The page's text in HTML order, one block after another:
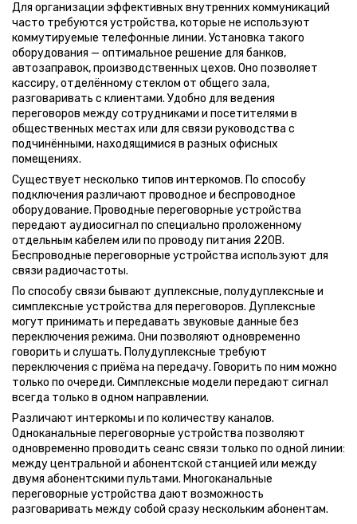
Для организации эффективных внутренних коммуникаций
часто требуются устройства, которые не используют
коммутируемые телефонные линии. Установка такого
оборудования — оптимальное решение для банков,
автозаправок, производственных цехов. Оно позволяет
кассиру, отделённому стеклом от общего зала,
разговаривать с клиентами. Удобно для ведения
переговоров между сотрудниками и посетителями в
общественных местах или для связи руководства с
подчинёнными, находящимися в разных офисных
помещениях.
Существует несколько типов интеркомов. По способу
подключения различают проводное и беспроводное
оборудование. Проводные переговорные устройства
передают аудиосигнал по специально проложенному
отдельным кабелем или по проводу питания 220В.
Беспроводные переговорные устройства используют для
связи радиочастоты.
По способу связи бывают дуплексные, полудуплексные и
симплексные устройства для переговоров. Дуплексные
могут принимать и передавать звуковые данные без
переключения режима. Они позволяют одновременно
говорить и слушать. Полудуплексные требуют
переключения с приёма на передачу. Говорить по ним можно
только по очереди. Симплексные модели передают сигнал
всегда только в одном направлении.
Различают интеркомы и по количеству каналов.
Одноканальные переговорные устройства позволяют
одновременно проводить сеанс связи только по одной линии:
между центральной и абонентской станцией или между
двумя абонентскими пультами. Многоканальные
переговорные устройства дают возможность
разговаривать между собой сразу нескольким абонентам.